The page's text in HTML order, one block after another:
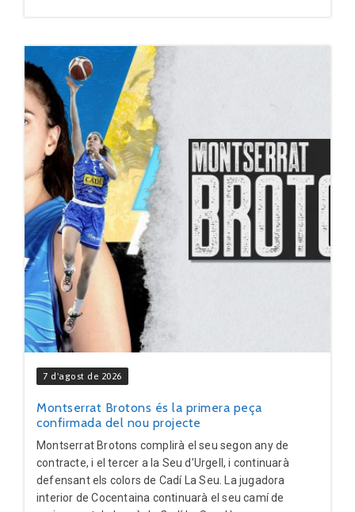
7 d'agost de 2026
Montserrat Brotons és la primera peça
confirmada del nou projecte
Montserrat Brotons complirà el seu segon any de
contracte, i el tercer a la Seu d’Urgell, i continuarà
defensant els colors de Cadí La Seu. La jugadora
interior de Cocentaina continuarà el seu camí de